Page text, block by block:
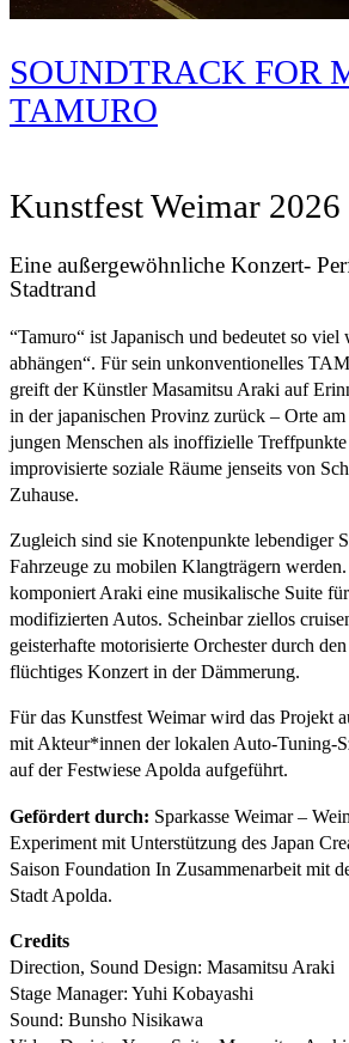
SOUNDTRACK FOR
TAMURO
Kunstfest Weimar 2026
Eine außergewöhnliche Konzert-
Stadtrand
“Tamuro“ ist Japanisch und bedeutet so viel
abhängen“. Für sein unkonventionelles
greift der Künstler Masamitsu Araki auf
in der japanischen Provinz zurück – Orte am
jungen Menschen als inoffizielle Treffpunkte
improvisierte soziale Räume jenseits von
Zuhause.
Zugleich sind sie Knotenpunkte lebendiger
Fahrzeuge zu mobilen Klangträgern
komponiert Araki eine musikalische Suite
modifizierten Autos. Scheinbar ziellos
geisterhafte motorisierte Orchester durch
flüchtiges Konzert in der Dämmerung.
Für das Kunstfest Weimar wird das Projekt
mit Akteur*innen der lokalen Auto-Tuning-
auf der Festwiese Apolda aufgeführt.
Gefördert durch: Sparkasse Weimar –
Experiment mit Unterstützung des Japan
Saison Foundation In Zusammenarbeit mit
Stadt Apolda.
Credits
Direction, Sound Design: Masamitsu Araki
Stage Manager: Yuhi Kobayashi
Sound: Bunsho Nisikawa